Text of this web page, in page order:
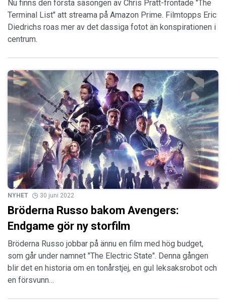
Nu finns den första säsongen av Chris Pratt-frontade "The
Terminal List" att streama på Amazon Prime. Filmtopps Eric
Diedrichs roas mer av det dassiga fotot än konspirationen i
centrum.
NYHET 30 juni 2022
Bröderna Russo bakom Avengers:
Endgame gör ny storfilm
Bröderna Russo jobbar på ännu en film med hög budget,
som går under namnet "The Electric State". Denna gången
blir det en historia om en tonårstjej, en gul leksaksrobot och
en försvunn…